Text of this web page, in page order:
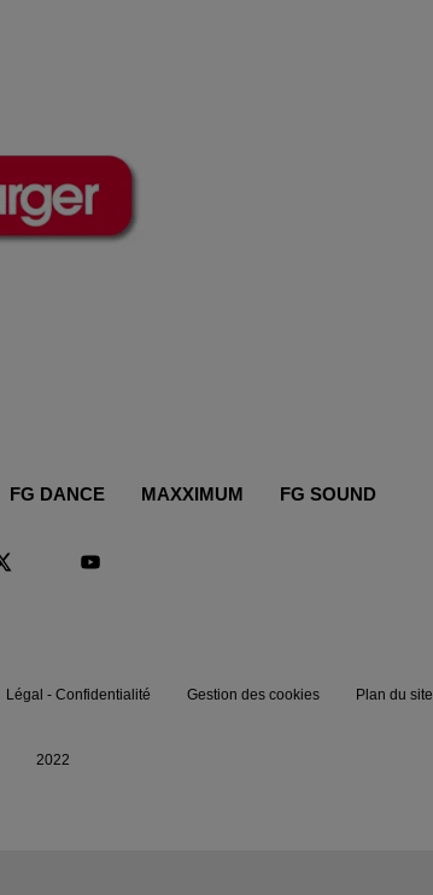
FG DANCE MAXXIMUM FG SOUND
Légal - Confidentialité Gestion des cookies Plan du site
2022